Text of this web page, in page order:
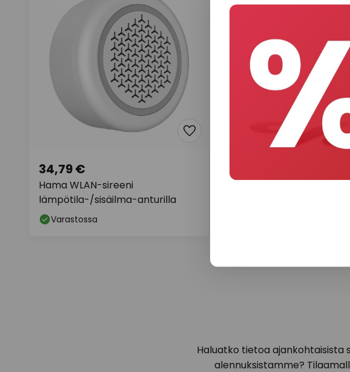
Hama WLAN-sireeni
lämpötila-/sisäilma-anturilla
34,79 €
Varastossa
Haluatko tietoa ajankohtaisista
alennuksistamme?